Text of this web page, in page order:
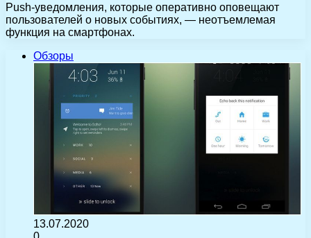
Push-уведомления, которые оперативно оповещают
пользователей о новых событиях, — неотъемлемая
функция на смартфонах.
Обзоры
13.07.2020